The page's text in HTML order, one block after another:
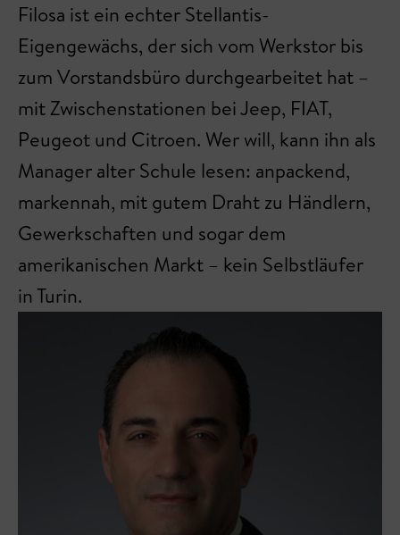
Filosa ist ein echter Stellantis-
Eigengewächs, der sich vom Werkstor bis
zum Vorstandsbüro durchgearbeitet hat –
mit Zwischenstationen bei Jeep, FIAT,
Peugeot und Citroen. Wer will, kann ihn als
Manager alter Schule lesen: anpackend,
markennah, mit gutem Draht zu Händlern,
Gewerkschaften und sogar dem
amerikanischen Markt – kein Selbstläufer
in Turin.